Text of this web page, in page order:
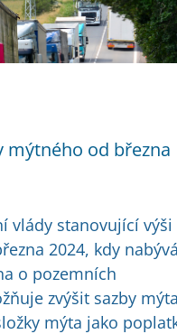
mýtného od března
vlády stanovující výši
2024, kdy nabývá
o pozemních
zvýšit sazby mýta
mýta jako